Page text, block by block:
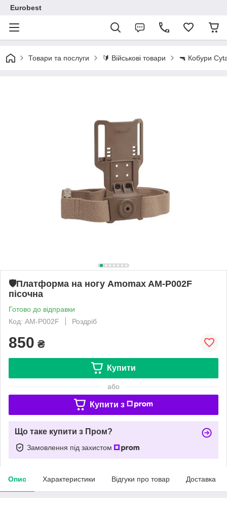
Eurobest
Товари та послуги 🔰 Військові товари 🔫 Кобури
🛡️Платформа на ногу Amomax AM-P002F
пісочна
Готово до відправки
Код: AM-P002F
Роздріб
850 ₴
Купити
або
Купити з
Що таке купити з Пром?
Замовлення під захистом
Опис Характеристики Відгуки про товар Доставка